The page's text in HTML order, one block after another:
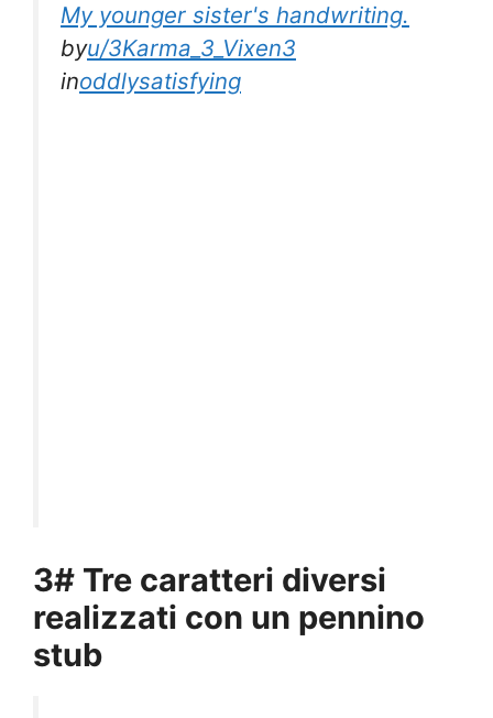
My younger sister's handwriting.
byu/3Karma_3_Vixen3
inoddlysatisfying
3# Tre caratteri diversi
realizzati con un pennino
stub